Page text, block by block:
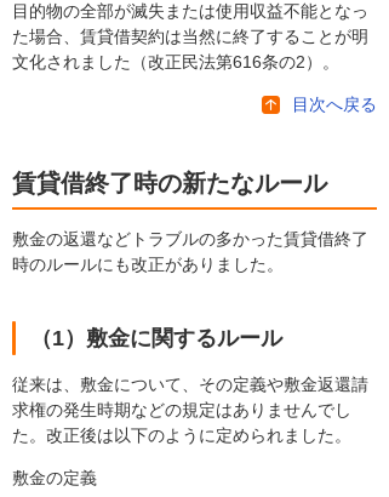
目的物の全部が滅失または使用収益不能となっ
た場合、賃貸借契約は当然に終了することが明
文化されました（改正民法第616条の2）。
目次へ戻る
賃貸借終了時の新たなルール
敷金の返還などトラブルの多かった賃貸借終了
時のルールにも改正がありました。
（1）敷金に関するルール
従来は、敷金について、その定義や敷金返還請
求権の発生時期などの規定はありませんでし
た。改正後は以下のように定められました。
敷金の定義